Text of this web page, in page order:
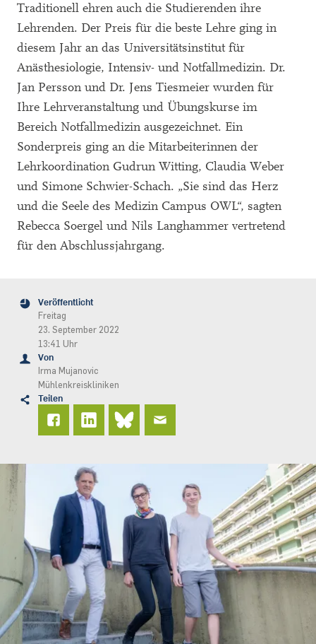
Traditionell ehren auch die Studierenden ihre
Lehrenden. Der Preis für die beste Lehre ging in
diesem Jahr an das Universitätsinstitut für
Anästhesiologie, Intensiv- und Notfallmedizin. Dr.
Jan Persson und Dr. Jens Tiesmeier wurden für
Ihre Lehrveranstaltung und Übungskurse im
Bereich Notfallmedizin ausgezeichnet. Ein
Sonderpreis ging an die Mitarbeiterinnen der
Lehrkoordination Gudrun Witting, Claudia Weber
und Simone Schwier-Schach. „Sie sind das Herz
und die Seele des Medizin Campus OWL“, sagten
Rebecca Soergel und Nils Langhammer vertretend
für den Abschlussjahrgang.
Veröffentlicht
Freitag
23. September 2022
13:41 Uhr
Von
Irma Mujanovic
Mühlenkreiskliniken
Teilen